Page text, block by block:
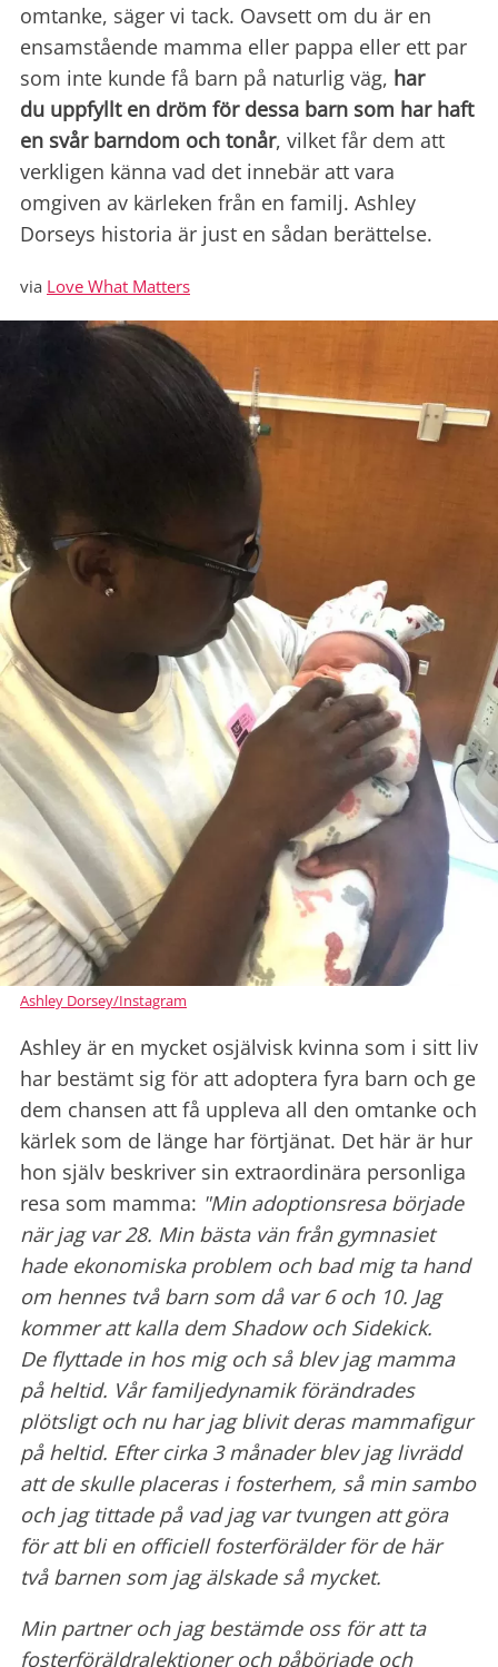
omtanke, säger vi tack. Oavsett om du är en
ensamstående mamma eller pappa eller ett par
som inte kunde få barn på naturlig väg, har
du uppfyllt en dröm för dessa barn som har haft
en svår barndom och tonår, vilket får dem att
verkligen känna vad det innebär att vara
omgiven av kärleken från en familj. Ashley
Dorseys historia är just en sådan berättelse.
via Love What Matters
Ashley Dorsey/Instagram
Ashley är en mycket osjälvisk kvinna som i sitt liv
har bestämt sig för att adoptera fyra barn och ge
dem chansen att få uppleva all den omtanke och
kärlek som de länge har förtjänat. Det här är hur
hon själv beskriver sin extraordinära personliga
resa som mamma: "Min adoptionsresa började
när jag var 28. Min bästa vän från gymnasiet
hade ekonomiska problem och bad mig ta hand
om hennes två barn som då var 6 och 10. Jag
kommer att kalla dem Shadow och Sidekick.
De flyttade in hos mig och så blev jag mamma
på heltid. Vår familjedynamik förändrades
plötsligt och nu har jag blivit deras mammafigur
på heltid. Efter cirka 3 månader blev jag livrädd
att de skulle placeras i fosterhem, så min sambo
och jag tittade på vad jag var tvungen att göra
för att bli en officiell fosterförälder för de här
två barnen som jag älskade så mycket.
Min partner och jag bestämde oss för att ta
fosterföräldralektioner och påbörjade och